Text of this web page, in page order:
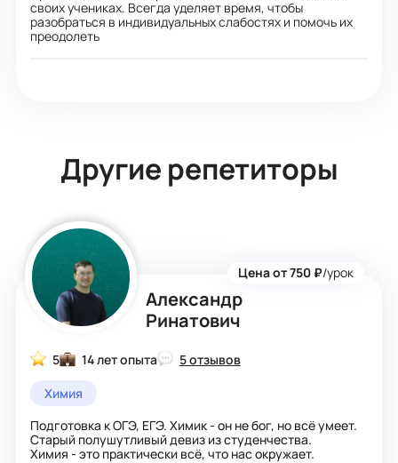
своих учениках. Всегда уделяет время, чтобы
разобраться в индивидуальных слабостях и помочь их
преодолеть
Другие репетиторы
Александр
Ринатович
Цена от 750 ₽/урок
5 14 лет опыта
5 отзывов
Химия
Подготовка к ОГЭ, ЕГЭ. Химик - он не бог, но всё умеет.
Старый полушутливый девиз из студенчества.
Химия - это практически всё, что нас окружает.